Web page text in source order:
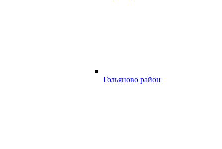
Гольяново район